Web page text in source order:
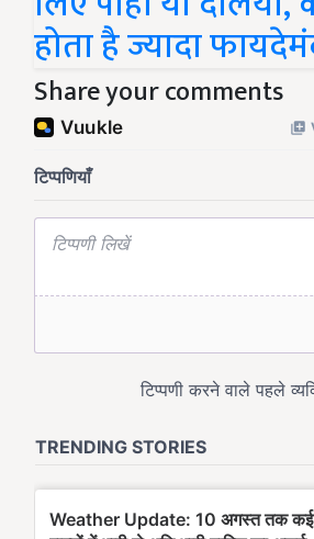
होता है ज्यादा
Share your comments